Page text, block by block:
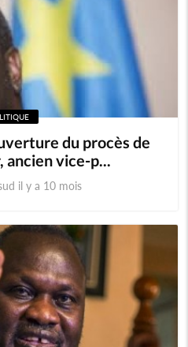
du procès de
ancien vice-p...
il y a 10 mois